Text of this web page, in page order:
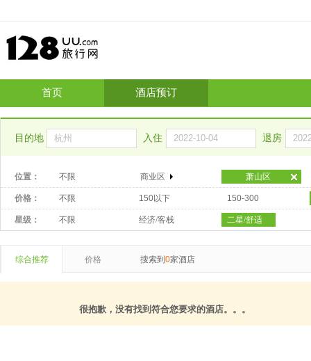
首页 酒店预订
目的地 入住 退房
位置： 不限 商业区 萧山区
价格： 不限 150以下 150-300
星级： 不限 经济/客栈 二星/舒适
综合推荐 价格 搜索到 0家酒店
很抱歉，没有找到符合您要求的酒店。。。